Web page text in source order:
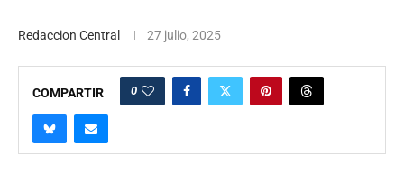
Redaccion Central 27 julio, 2025
COMPARTIR 0